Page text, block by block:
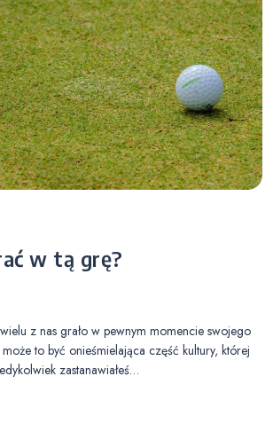
w tą grę?
z nas grało w pewnym momencie swojego
to być onieśmielająca część kultury, której
zastanawiałeś…